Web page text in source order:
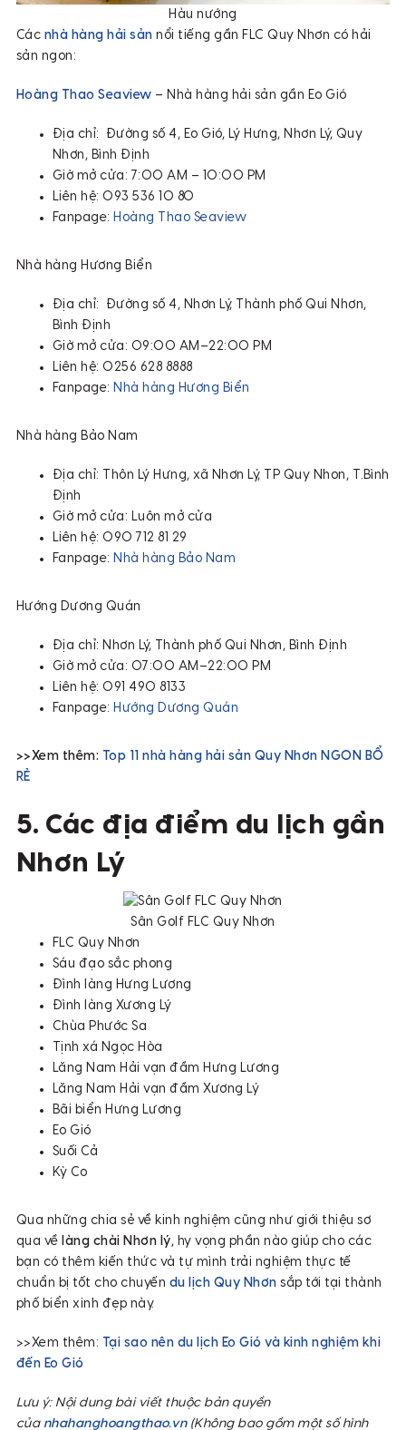
Hàu nướng
Các nhà hàng hải sản nổi tiếng gần FLC Quy Nhơn có hải
sản ngon:
Hoàng Thao Seaview – Nhà hàng hải sản gần Eo Gió
Địa chỉ: Đường số 4, Eo Gió, Lý Hưng, Nhơn Lý, Quy
Nhơn, Bình Định
Giờ mở cửa: 7:00 AM – 10:00 PM
Liên hệ: 093 536 10 80
Fanpage: Hoàng Thao Seaview
Nhà hàng Hương Biển
Địa chỉ: Đường số 4, Nhơn Lý, Thành phố Qui Nhơn,
Bình Định
Giờ mở cửa: 09:00 AM–22:00 PM
Liên hệ: 0256 628 8888
Fanpage: Nhà hàng Hương Biển
Nhà hàng Bảo Nam
Địa chỉ: Thôn Lý Hưng, xã Nhơn Lý, TP Quy Nhon, T.Bình
Định
Giờ mở cửa: Luôn mở cửa
Liên hệ: 090 712 81 29
Fanpage: Nhà hàng Bảo Nam
Hướng Dương Quán
Địa chỉ: Nhơn Lý, Thành phố Qui Nhơn, Bình Định
Giờ mở cửa: 07:00 AM–22:00 PM
Liên hệ: 091 490 8133
Fanpage: Hướng Dương Quán
>>Xem thêm:
Top 11 nhà hàng hải sản Quy Nhơn NGON BỔ
RẺ
5. Các địa điểm du lịch gần
Nhơn Lý
Sân Golf FLC Quy Nhơn
FLC Quy Nhơn
Sáu đạo sắc phong
Đình làng Hưng Lương
Đình làng Xương Lý
Chùa Phước Sa
Tịnh xá Ngọc Hòa
Lăng Nam Hải vạn đầm Hưng Lương
Lăng Nam Hải vạn đầm Xương Lý
Bãi biển Hưng Lương
Eo Gió
Suối Cả
Kỳ Co
Qua những chia sẻ về kinh nghiệm cũng như giới thiệu sơ
qua về làng chài Nhơn lý, hy vọng phần nào giúp cho các
bạn có thêm kiến thức và tự mình trải nghiệm thực tế
chuẩn bị tốt cho chuyến du lịch Quy Nhơn sắp tới tại thành
phố biển xinh đẹp này.
>>Xem thêm:
Tại sao nên du lịch Eo Gió và kinh nghiệm khi
đến Eo Gió
Lưu ý: Nội dung bài viết thuộc bản quyền
của nhahanghoangthao.vn(Không bao gồm một số hình